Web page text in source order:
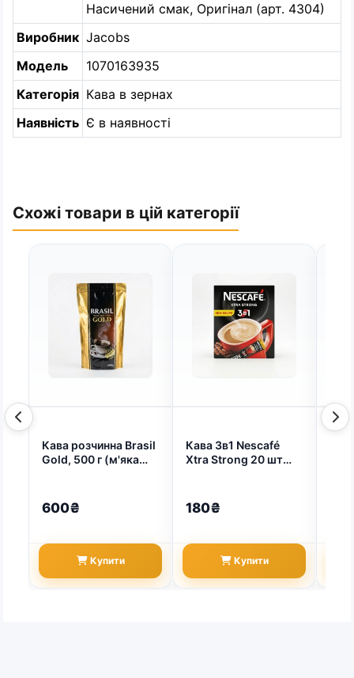
Насичений смак, Оригінал (арт. 4304)
Виробник Jacobs
Модель
1070163935
Категорія Кава в зернах
Наявність Є в наявності
Схожі товари в цій категорії
Кава розчинна Brasil
Gold, 500 г (м'яка
600₴
Купити
Кава 3в1 Nescafé
Xtra Strong 20 шт
Оновлена
рецептура,
енергія (арт. 4305)
180₴
Купити